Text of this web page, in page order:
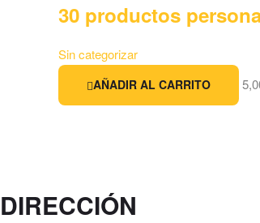
30 productos
Sin categorizar
AÑADIR AL CARRITO
DIRECCIÓN